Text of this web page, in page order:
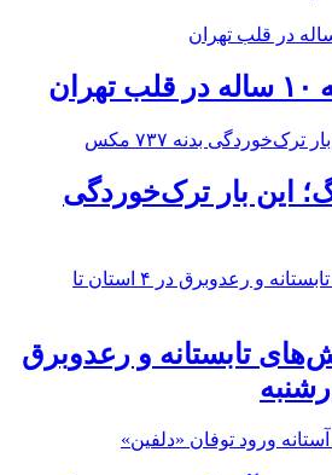
این بار ترک‌خوردگی
تابستانه و رعدوبرق